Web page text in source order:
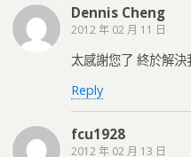
Dennis Cheng
2012 年 02 月 11 日
太感謝您了 終於解決
Reply
fcu1928
2012 年 02 月 13 日